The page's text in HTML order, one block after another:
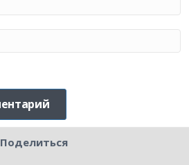
Поделиться